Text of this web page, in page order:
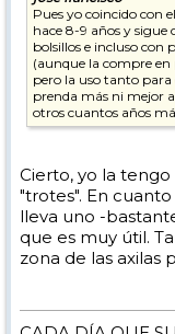
Pues yo coincido con
hace 8-9 años y
bolsillos e incluso
(aunque la compre
pero la uso tanto
prenda más ni mejor
otros cuantos años
Cierto, yo la
"trotes". En
lleva uno -
que es muy útil.
zona de las axilas